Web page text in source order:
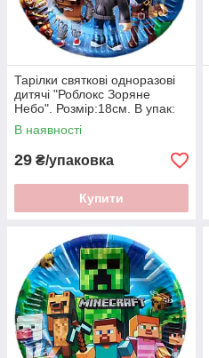
Тарілки святкові одноразові
дитячі "Роблокс Зоряне
Небо". Розмір:18см. В упак:
10шт.
В наявності
29 ₴/упаковка
Купити